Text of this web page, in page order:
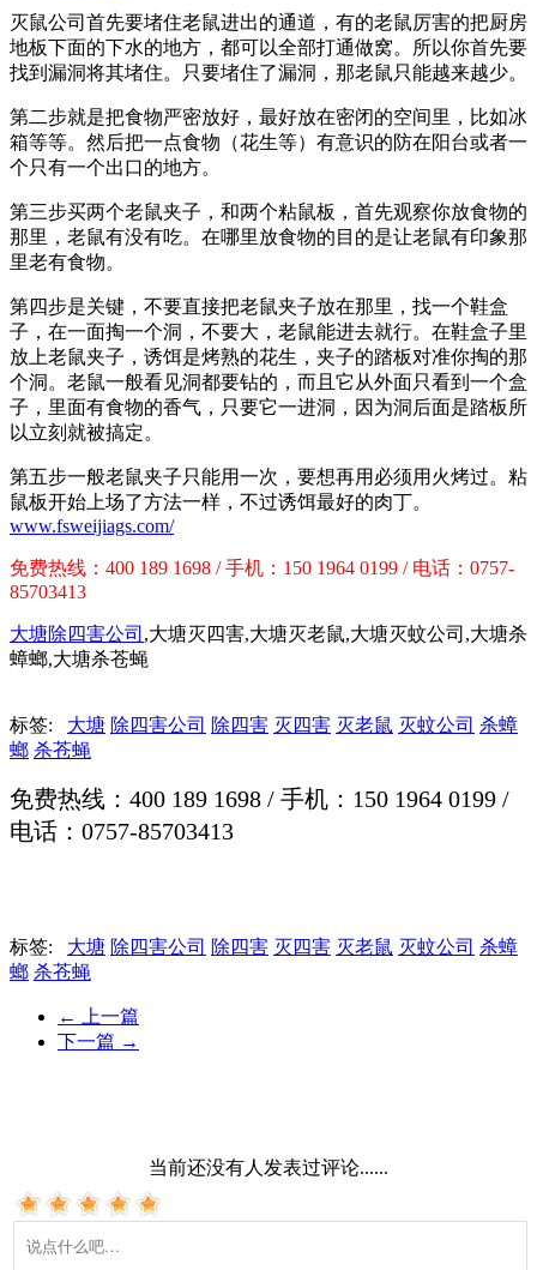
灭鼠公司首先要堵住老鼠进出的通道，有的老鼠厉害的把厨房
地板下面的下水的地方，都可以全部打通做窝。所以你首先要
找到漏洞将其堵住。只要堵住了漏洞，那老鼠只能越来越少。
第二步就是把食物严密放好，最好放在密闭的空间里，比如冰
箱等等。然后把一点食物（花生等）有意识的防在阳台或者一
个只有一个出口的地方。
第三步买两个老鼠夹子，和两个粘鼠板，首先观察你放食物的
那里，老鼠有没有吃。在哪里放食物的目的是让老鼠有印象那
里老有食物。
第四步是关键，不要直接把老鼠夹子放在那里，找一个鞋盒
子，在一面掏一个洞，不要大，老鼠能进去就行。在鞋盒子里
放上老鼠夹子，诱饵是烤熟的花生，夹子的踏板对准你掏的那
个洞。老鼠一般看见洞都要钻的，而且它从外面只看到一个盒
子，里面有食物的香气，只要它一进洞，因为洞后面是踏板所
以立刻就被搞定。
第五步一般老鼠夹子只能用一次，要想再用必须用火烤过。粘
鼠板开始上场了方法一样，不过诱饵最好的肉丁。
www.fsweijiags.com/
免费热线：400 189 1698 / 手机：150 1964 0199 / 电话：0757-
85703413
大塘除四害公司 ,大塘灭四害,大塘灭老鼠,大塘灭蚊公司,大塘杀
蟑螂,大塘杀苍蝇
标签: 大塘 除四害公司 除四害 灭四害 灭老鼠 灭蚊公司 杀蟑
螂 杀苍蝇
免费热线：400 189 1698 / 手机：150 1964 0199 /
电话：0757-85703413
标签: 大塘 除四害公司 除四害 灭四害 灭老鼠 灭蚊公司 杀蟑
螂 杀苍蝇
←
上一篇
下一篇 →
当前还没有人发表过评论......